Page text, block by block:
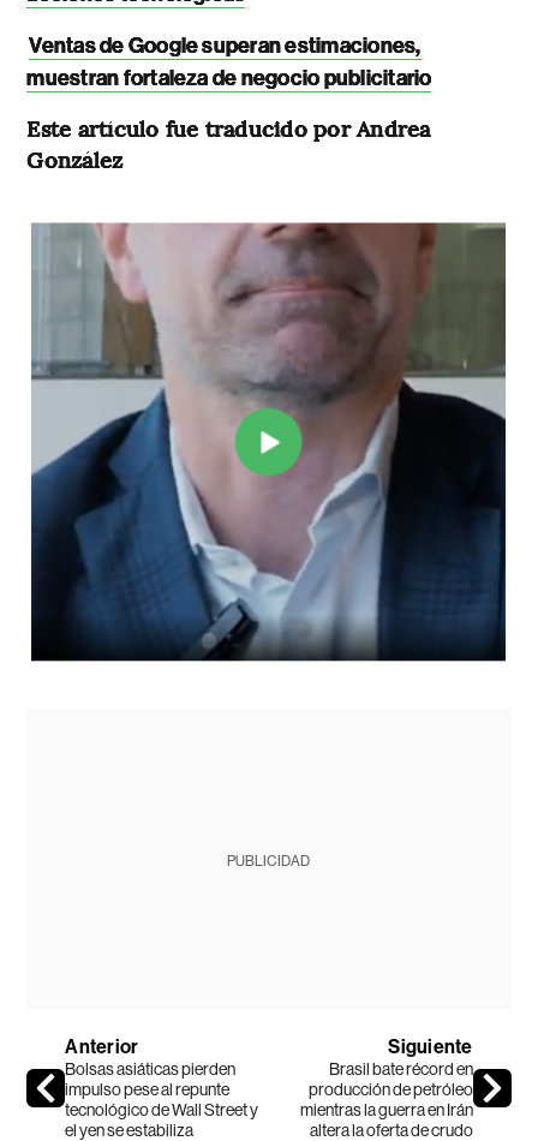
Ventas de Google superan estimaciones,
muestran fortaleza de negocio publicitario
Este artículo fue traducido por Andrea
González
PUBLICIDAD
Anterior
Bolsas asiáticas pierden
impulso pese al repunte
tecnológico de Wall Street y
el yen se estabiliza
Siguiente
Brasil bate récord en
producción de petróleo
mientras la guerra en Irán
altera la oferta de crudo